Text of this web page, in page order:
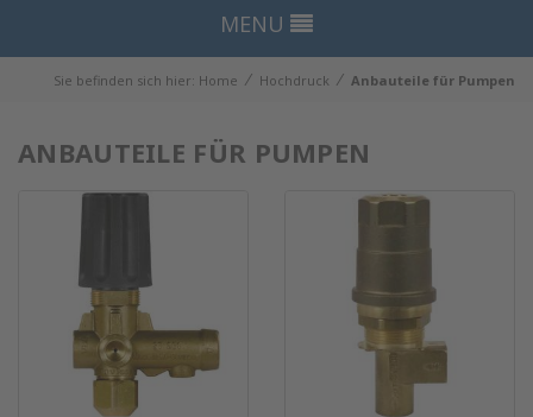
MENU
Sie befinden sich hier: Home ⁄ Hochdruck ⁄ Anbauteile für Pumpen
ANBAUTEILE FÜR PUMPEN